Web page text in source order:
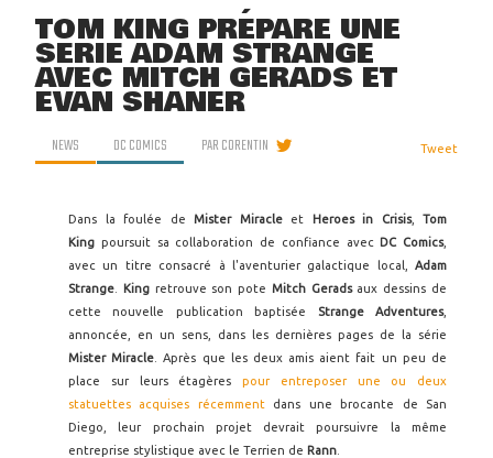
TOM KING PRÉPARE UNE
SÉRIE ADAM STRANGE
AVEC MITCH GERADS ET
EVAN SHANER
NEWS DC COMICS PARCORENTIN Tweet
Dans la foulée de Mister Miracleet Heroes in Crisis, Tom
King poursuit sa collaboration de confiance avec DC Comics,
avec un titre consacré à l'aventurier galactique local, Adam
Strange
Kingretrouve son pote Mitch Geradsaux dessins de
cette nouvelle publication baptisée
Strange Adventures,
annoncée, en un sens, dans les dernières pages de la série
Mister Miracle . Après que les deux amis aient fait un peu de
place sur leurs étagères pour entreposer une ou deux
statuettes acquises récemmentdans une brocante de San
Diego, leur prochain projet devrait poursuivre la même
entreprise stylistique avec le Terrien de Rann